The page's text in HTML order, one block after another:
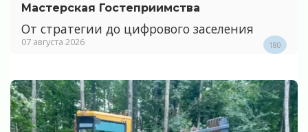
Мастерская Гостеприимства
От стратегии до цифрового заселения
07 августа 2026 180